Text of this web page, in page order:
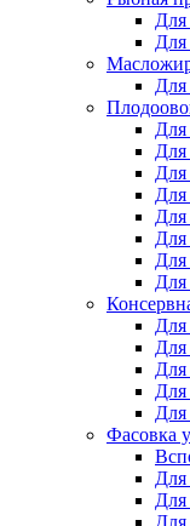
Для
Для
Для
Для
Для
Для
Для
Для
Для
Для
Для
Для
Для
Для
Для
Для
Фасовка
Для
Для